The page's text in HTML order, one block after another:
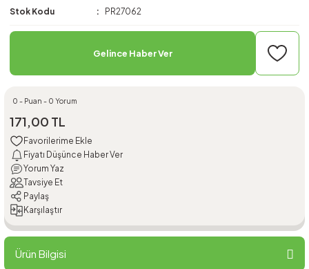
Stok Kodu
PR27062
Gelince Haber Ver
0 - Puan - 0 Yorum
171,00 TL
Fiyatı Düşünce Haber Ver
Yorum Yaz
Tavsiye Et
Paylaş
Karşılaştır
Ürün Bilgisi